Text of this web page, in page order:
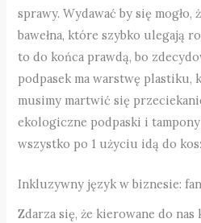
sprawy. Wydawać by się
bawełna, które szybko ulegają
to do końca prawdą, bo
podpasek ma warstwę plastiku,
musimy martwić się
ekologiczne podpaski i
wszystko po 1 użyciu idą do
Inkluzywny język w biznesie:
Zdarza się, że kierowane do